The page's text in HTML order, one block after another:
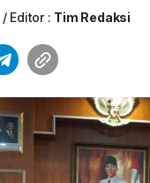
Editor : Tim Redaksi